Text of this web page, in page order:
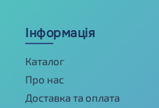
Інформація
Каталог
Про нас
Доставка та оплата